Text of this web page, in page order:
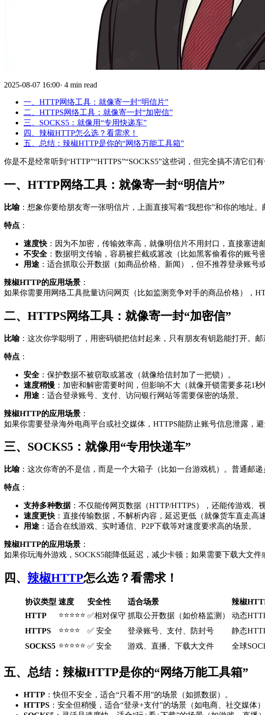
2025-08-07 16:00· 4 min read
一、HTTP网络工具：就像寄一封“明信片”
二、HTTPS网络工具：就像寄一封“加密信”
三、SOCKS5：就像用“专用快递车”
四、辣椒HTTP怎么选？看需求！
五、总结：辣椒HTTP是你的“网络万能工具箱”
你是不是经常听到“HTTP”“HTTPS”“SOCKS5”这些词，但完全搞不清它
一、HTTP网络工具：就像寄一封“明信片”
比喻：想象你要给朋友寄一张明信片，上面直接写着“我想你”和你的地址
特点 ：
速度快 ：因为不加密，传输效率高，就像明信片不用封口，直接塞进邮
不安全 ：数据明文传输，容易被拦截或篡改（比如黑客偷看你的账号
用途 ：适合抓取公开数据（如商品价格、新闻），但不推荐登录账号
辣椒HTTP的应用场景 ：
如果你需要用网络工具批量访问网页（比如监测竞争对手的商品价格），
二、HTTPS网络工具：就像寄一封“加密信”
比喻：这次你学聪明了，用密码锁把信封起来，只有朋友有钥匙能打开。
特点 ：
安全 ：保护数据不被窃取或篡改（就像给信封加了一把锁）。
速度稍慢 ：加密和解密需要时间，但影响不大（就像开锁需要多花1秒
用途 ：适合登录账号、支付、访问银行网站等需要保密的场景。
辣椒HTTP的应用场景 ：
如果你需要登录海外电商平台或社交媒体，HTTPS能防止账号信息泄露，
三、SOCKS5：就像用“专用快递车”
比喻：这次你寄的不是信，而是一个大箱子（比如一台游戏机）。普通邮
特点 ：
支持多种数据：不仅能传网页数据（HTTP/HTTPS），还能传游戏、
速度更快 ：直接传输数据，不解析内容，延迟更低（就像货车直走高
用途 ：适合在线游戏、实时通信、P2P下载等对速度要求高的场景。
辣椒HTTP的应用场景 ：
如果你玩海外游戏，SOCKS5能降低延迟，减少卡顿；如果需要下载大文件
四、 辣椒HTTP怎么选？看需求！
协议类型 速度 安全性 适合场景
辣椒
HTTP
⭐⭐⭐⭐⭐ ✅相对保守 抓取公开数据（如价格监测）
动态
HTTPS
⭐⭐⭐⭐ ✅ 安全 登录账号、支付、防封号
静态
SOCKS5 ⭐⭐⭐⭐⭐ ✅ 安全 游戏、直播、下载大文件 全球
五、总结：辣椒HTTP是你的“网络万能工具箱”
HTTP ：快但不安全，适合“只看不用”的场景（如抓数据）。
HTTPS ：安全但稍慢，适合“登录+支付”的场景（如电商、社交媒体）